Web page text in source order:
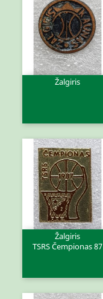
Žalgiris
Žalgiris
TSRS Čempionas 87